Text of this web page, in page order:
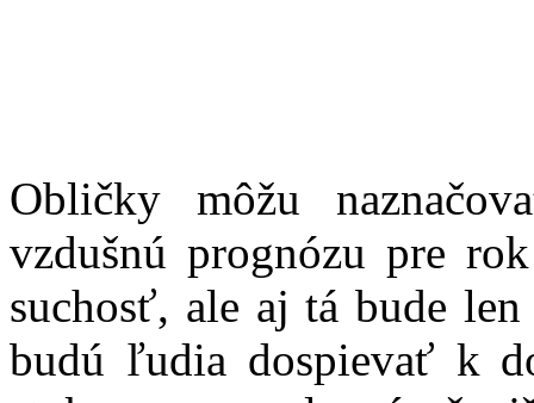
Obličky môžu
vzdušnú prognózu pre
suchosť, ale aj tá bude
budú ľudia dospievať k